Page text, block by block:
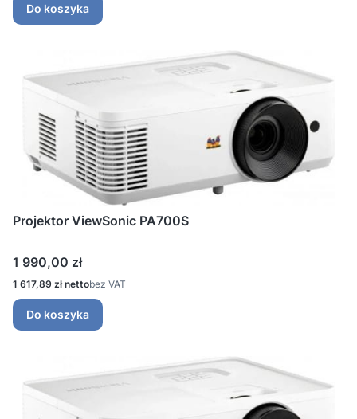
Do koszyka
Projektor ViewSonic PA700S
Cena
1 990,00 zł
Cena
1 617,89 zł bez VAT
Do koszyka